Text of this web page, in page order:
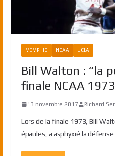
MEMPHIS NCAA UCLA
Bill Walton : “la
finale NCAA 1973
13 novembre 2017 Richard
Lors de la finale 1973, Bill
épaules, a asphyxié la